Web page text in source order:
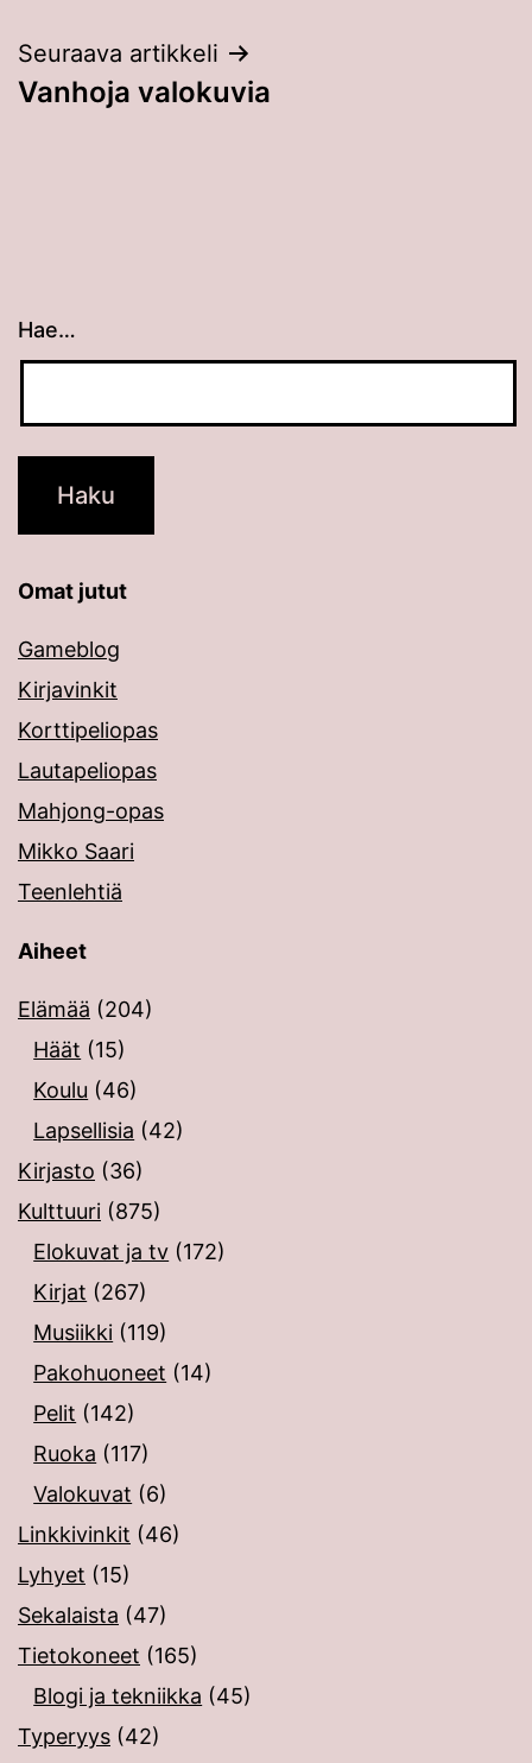
Seuraava artikkeli
Vanhoja valokuvia
Hae…
Kun tuloksia tulee, voit selata niitä
Omat jutut
Gameblog
Kirjavinkit
Korttipeliopas
Lautapeliopas
Mahjong-opas
Mikko Saari
Teenlehtiä
Aiheet
Elämää (204)
Häät (15)
Koulu (46)
Lapsellisia (42)
Kirjasto (36)
Kulttuuri (875)
Elokuvat ja tv (172)
Kirjat (267)
Musiikki (119)
Pakohuoneet (14)
Pelit (142)
Ruoka (117)
Valokuvat (6)
Linkkivinkit (46)
Lyhyet (15)
Sekalaista (47)
Tietokoneet (165)
Blogi ja tekniikka (45)
Typeryys (42)